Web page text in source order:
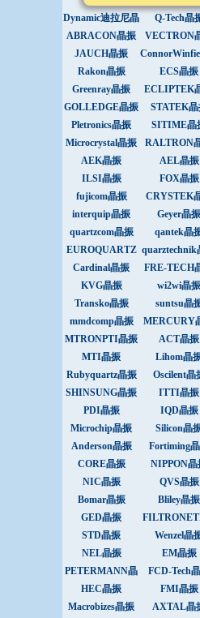
Dynamic迪拉尼晶
振
Q-Tech晶
ABRACON晶振
VECTRON
JAUCH晶振
振
Rakon晶振
ECS晶振
Greenray晶振
ECLIPTEK
GOLLEDGE晶振
STATEK晶
Pletronics晶振
SITIME晶
Microcrystal晶振
RALTRON
AEK晶振
AEL晶振
ILSI晶振
FOX晶振
fujicom晶振
CRYSTEK
interquip晶振
Geyer晶振
quartzcom晶振
qantek晶
EUROQUARTZ
晶振
quarztechnik
Cardinal晶振
FRE-TECH
KVG晶振
wi2wi晶振
Transko晶振
suntsu晶
mmdcomp晶振
MERCURY
MTRONPTI晶振
ACT晶振
MTI晶振
Lihom晶
Rubyquartz晶振
Oscilent晶
SHINSUNG晶振
ITTI晶振
PDI晶振
IQD晶振
Microchip晶振
Silicon晶
Anderson晶振
Fortiming
CORE晶振
NIPPON晶
NIC晶振
QVS晶振
Bomar晶振
Bliley晶振
GED晶振
晶振
STD晶振
Wenzel晶
NEL晶振
EM晶振
PETERMANN晶
振
FCD-Tech
HEC晶振
FMI晶振
Macrobizes晶振
AXTAL晶